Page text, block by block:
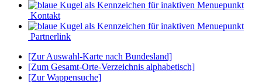
Kontakt
Partnerlink
[Zur Auswahl-Karte nach Bundesland]
[Zum Gesamt-Orte-Verzeichnis alphabetisch]
[Zur Wappensuche]